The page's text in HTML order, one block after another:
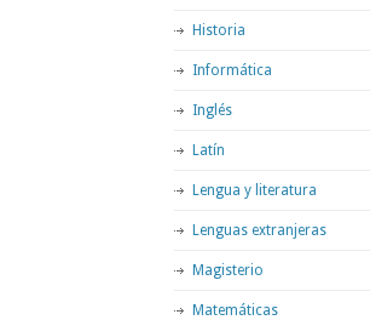
Historia
Informática
Inglés
Latín
Lengua y literatura
Lenguas extranjeras
Magisterio
Matemáticas